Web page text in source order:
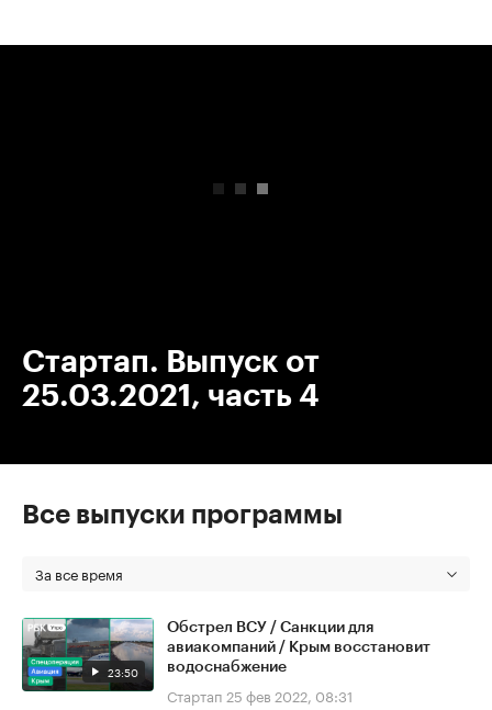
Стартап. Выпуск от
25.03.2021, часть 4
Все выпуски программы
За все время
23:50
Обстрел ВСУ / Санкции для
авиакомпаний / Крым восстановит
водоснабжение
Стартап 25 фев 2022, 08:31